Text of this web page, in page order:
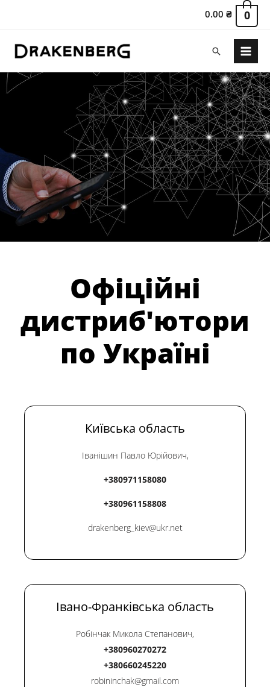
0.00₴ 0
Офіційні
дистриб'ютори
по Україні
Київська область
Іванішин Павло Юрійович,
+380971158080
+380961158808
drakenberg_kiev@ukr.net
Івано-Франківська область
Робінчак Микола Степанович,
+380960270272
+380660245220
robininchak@gmail.com